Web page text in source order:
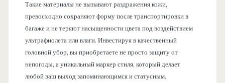
Такие материалы не вызывают раздражения кожи,
превосходно сохраняют форму после транспортировки в
багаже и не теряют насыщенности цвета под воздействием
ультрафиолета или влаги. Инвестируя в качественный
головной убор, вы приобретаете не просто защиту от
непогоды, а уникальный маркер стиля, который делает
любой ваш выход запоминающимся и статусным.